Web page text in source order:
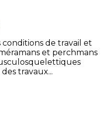
de travail et
et perchmans
travaux...